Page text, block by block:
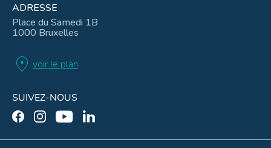
ADRESSE
Place du Samedi 1B
1000 Bruxelles
location_on voir le plan
SUIVEZ-NOUS